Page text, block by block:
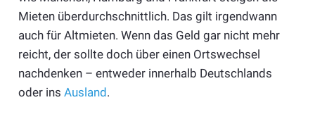
Mieten überdurchschnittlich. Das gilt irgendwann
auch für Altmieten. Wenn das Geld gar nicht mehr
reicht, der sollte doch über einen Ortswechsel
nachdenken – entweder innerhalb Deutschlands
oder ins Ausland.